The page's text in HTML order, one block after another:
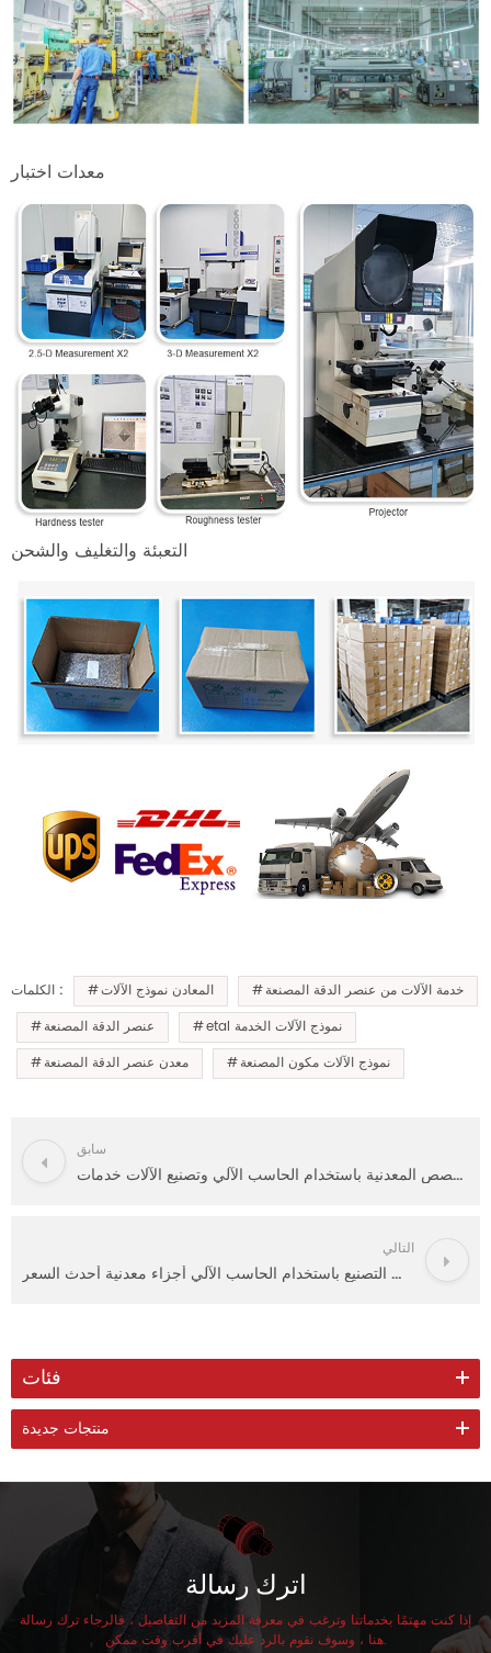
معدات اختبار
التعبئة والتغليف والشحن
الكلمات : المعادن نموذج الآلات
خدمة الآلات من عنصر الدقة المصنعة
عنصر الدقة المصنعة
etal نموذج الآلات الخدمة
معدن عنصر الدقة المصنعة
نموذج الآلات مكون المصنعة
سابق
عالية الدقة مخصص المعدنية باستخدام الحاسب الآلي وتصنيع الآلات خدمات
التالي
التصنيع باستخدام الحاسب الآلي مكونات التصنيع باستخدام الحاسب الآلي أجزاء معدنية أحدث السعر
فئات
منتجات جديدة
اترك رسالة
إذا كنت مهتمًا بخدماتنا وترغب في معرفة المزيد من التفاصيل ، فالرجاء ترك رسالة
هنا ، وسوف نقوم بالرد عليك في أقرب وقت ممكن.